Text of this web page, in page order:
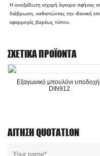
Η ανοξείδωτη ισχυρή άγκυρα σφήνας
διάβρωση, καθιστώντας την ιδανική
εφαρμογές βαρέως τύπου.
ΣΧΕΤΙΚΆ ΠΡΟΪΌΝΤΑ
Εξαγωνικό μπουλόνι
DIN912
ΑΊΤΗΣΗ QUOTATLON